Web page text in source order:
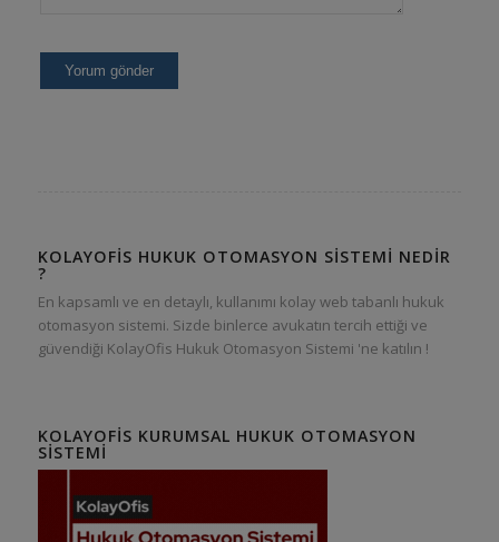
KOLAYOFIS HUKUK OTOMASYON SISTEMI NEDIR
?
En kapsamlı ve en detaylı, kullanımı kolay web tabanlı hukuk
otomasyon sistemi. Sizde binlerce avukatın tercih ettiği ve
güvendiği KolayOfis Hukuk Otomasyon Sistemi 'ne katılın !
KOLAYOFIS KURUMSAL HUKUK OTOMASYON
SISTEMI